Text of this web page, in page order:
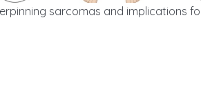
sarcomas and implications